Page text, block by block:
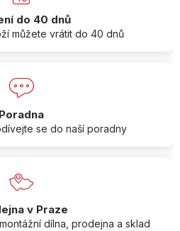
do 40 dnů
můžete vrátit do 40 dnů
Poradna
se do naší poradny
v Praze
dílna, prodejna a sklad